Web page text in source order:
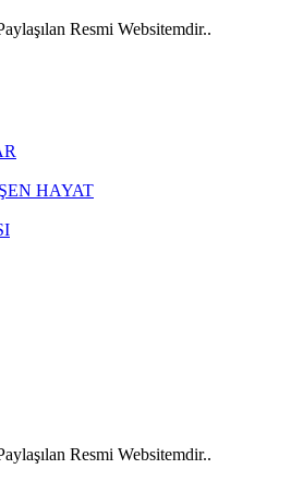
Resmi Websitemdir..
HAYAT
Resmi Websitemdir..